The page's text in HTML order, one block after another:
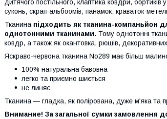
дитячого постільного, клаптика ковдри, бортиків
суконь, скрап-альбоомів, панамок, краваток-
Тканина підходить як тканина-компаньйон
однотонними тканинами. Тому однотонні
ковдр, а також як окантовка, рюшів, декоративних
Яскраво-червона тканина No289 має більш
100% натуральна бавовна
легко та приємно шиється
не линяє
Тканина — гладка, як полірована, дуже м'яка та
Внимание! За загальної сумки замовлення